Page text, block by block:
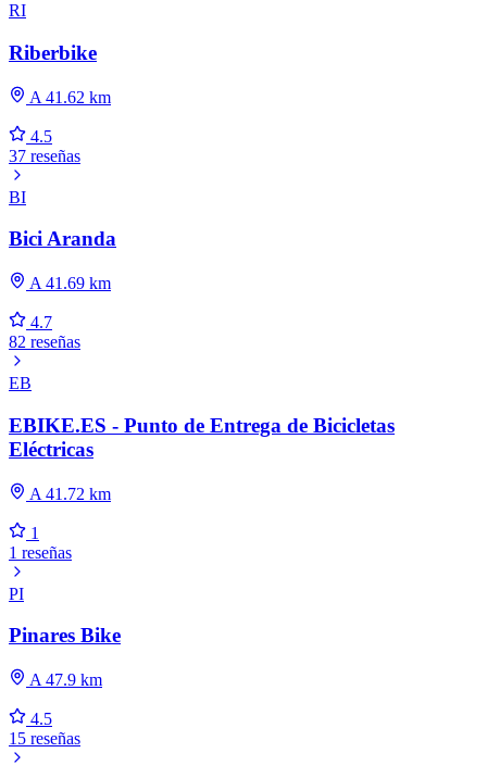
RI
Riberbike
A 41.62 km
4.5
37 reseñas
BI
Bici Aranda
A 41.69 km
4.7
82 reseñas
EB
EBIKE.ES - Punto de Entrega de Bicicletas
Eléctricas
A 41.72 km
1
1 reseñas
PI
Pinares Bike
A 47.9 km
4.5
15 reseñas